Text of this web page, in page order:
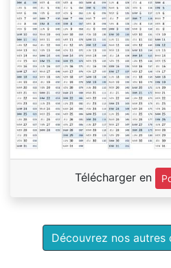
Télécharger en
Découvrez nos autres